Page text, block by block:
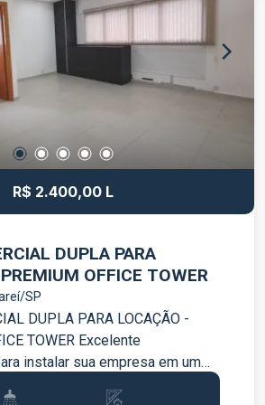
R$ 2.400,00 L
DUPLA PARA
OFFICE TOWER
SP
DUPLA PARA LOCAÇÃO -
Excelente
instalar sua empresa em um
mais modernos da